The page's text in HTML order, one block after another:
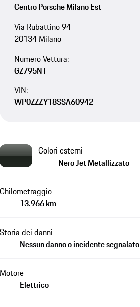
Centro Porsche Milano Est
Via Rubattino 94
20134 Milano
Numero Vettura:
GZ795NT
VIN:
WP0ZZZY18SSA60942
Colori esterni
Nero Jet Metallizzato
Chilometraggio
13.966 km
Storia dei danni
Nessun danno o incidente segnalato
Motore
Elettrico